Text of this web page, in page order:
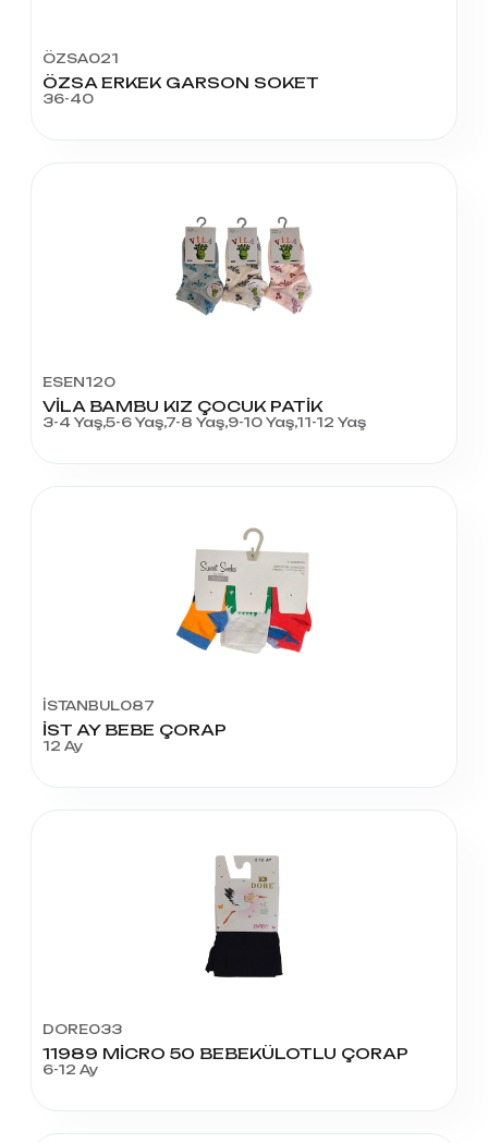
ÖZSA021
ÖZSA ERKEK GARSON SOKET
36-40
ESEN120
VİLA BAMBU KIZ ÇOCUK PATİK
3-4 Yaş,5-6 Yaş,7-8 Yaş,9-10 Yaş,11-12 Yaş
İSTANBUL087
İST AY BEBE ÇORAP
12 Ay
DORE033
11989 MİCRO 50 BEBEKÜLOTLU ÇORAP
6-12 Ay